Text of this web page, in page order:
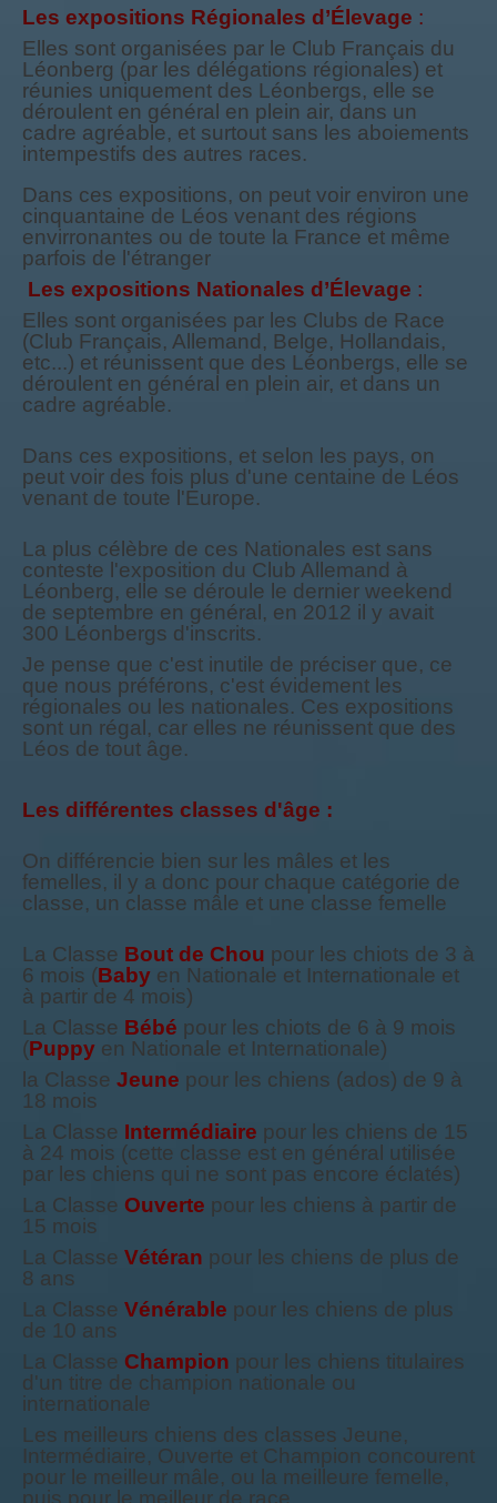
Les expositions Régionales d’Élevage :
Elles sont organisées par le Club Français du
Léonberg (par les délégations régionales) et
réunies uniquement des Léonbergs, elle se
déroulent en général en plein air, dans un
cadre agréable, et surtout sans les aboiements
intempestifs des autres races.
Dans ces expositions, on peut voir environ une
cinquantaine de Léos venant des régions
envirronantes ou de toute la France et même
parfois de l'étranger
Les expositions Nationales d’Élevage :
Elles sont organisées par les Clubs de Race
(Club Français, Allemand, Belge, Hollandais,
etc...) et réunissent que des Léonbergs, elle se
déroulent en général en plein air, et dans un
cadre agréable.
Dans ces expositions, et selon les pays, on
peut voir des fois plus d'une centaine de Léos
venant de toute l'Europe.
La plus célèbre de ces Nationales est sans
conteste l'exposition du Club Allemand à
Léonberg, elle se déroule le dernier weekend
de septembre en général, en 2012 il y avait
300 Léonbergs d'inscrits.
Je pense que c'est inutile de préciser que, ce
que nous préférons, c'est évidement les
régionales ou les nationales. Ces expositions
sont un régal, car elles ne réunissent que des
Léos de tout âge.
Les différentes classes d'âge :
On différencie bien sur les mâles et les
femelles, il y a donc pour chaque catégorie de
classe, un classe mâle et une classe femelle
La Classe Bout de Chou pour les chiots de 3 à
6 mois (Baby en Nationale et Internationale et
à partir de 4 mois)
La Classe Bébé pour les chiots de 6 à 9 mois
(Puppy en Nationale et Internationale)
la Classe Jeune pour les chiens (ados) de 9 à
18 mois
La Classe Intermédiaire pour les chiens de 15
à 24 mois (cette classe est en général utilisée
par les chiens qui ne sont pas encore éclatés)
La Classe Ouverte pour les chiens à partir de
15 mois
La Classe Vétéran pour les chiens de plus de
8 ans
La Classe Vénérable pour les chiens de plus
de 10 ans
La Classe Champion pour les chiens titulaires
d'un titre de champion nationale ou
internationale
Les meilleurs chiens des classes Jeune,
Intermédiaire, Ouverte et Champion concourent
pour le meilleur mâle, ou la meilleure femelle,
puis pour le meilleur de race.